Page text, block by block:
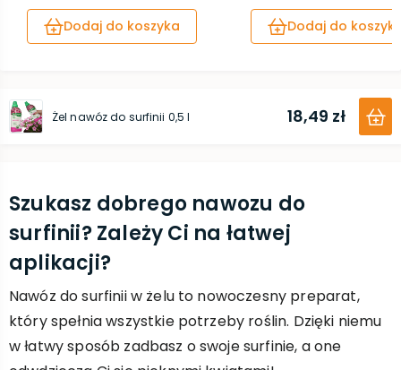
Dodaj do koszyka
Dodaj do
Żel nawóz do surfinii 0,5 l 18,49 zł
Szukasz dobrego nawozu do
surfinii? Zależy Ci na łatwej
aplikacji?
Nawóz do surfinii w żelu to nowoczesny preparat,
który spełnia wszystkie potrzeby roślin. Dzięki niemu
w łatwy sposób zadbasz o swoje surfinie, a one